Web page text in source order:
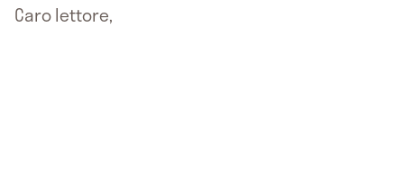
Caro lettore,